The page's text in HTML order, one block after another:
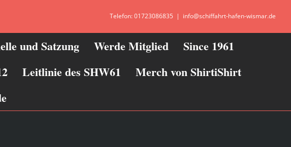
Telefon: 01723086835 | info@schiffahrt-hafen-wismar.de
und Satzung Werde Mitglied
Since 1961
Leitlinie des SHW61
Merch von ShirtiShirt